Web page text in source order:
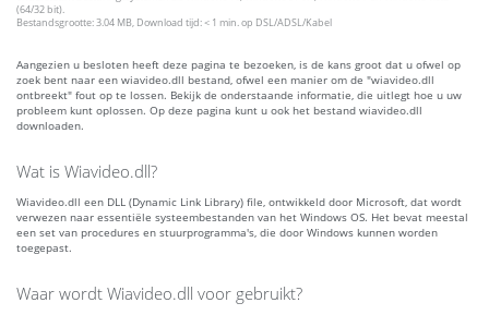
(64/32 bit).
Bestandsgrootte: 3.04 MB, Download tijd: < 1 min. op DSL/ADSL/Kabel
Aangezien u besloten heeft deze pagina te bezoeken, is de kans groot dat u ofwel op
zoek bent naar een wiavideo.dll bestand, ofwel een manier om de "wiavideo.dll
ontbreekt" fout op te lossen. Bekijk de onderstaande informatie, die uitlegt hoe u uw
probleem kunt oplossen. Op deze pagina kunt u ook het bestand wiavideo.dll
downloaden.
Wat is Wiavideo.dll?
Wiavideo.dll een DLL (Dynamic Link Library) file, ontwikkeld door Microsoft, dat wordt
verwezen naar essentiële systeembestanden van het Windows OS. Het bevat meestal
een set van procedures en stuurprogramma's, die door Windows kunnen worden
toegepast.
Waar wordt Wiavideo.dll voor gebruikt?